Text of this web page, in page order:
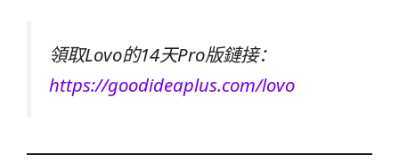
領取Lovo的14天Pro版鏈接：
https://goodideaplus.com/lovo